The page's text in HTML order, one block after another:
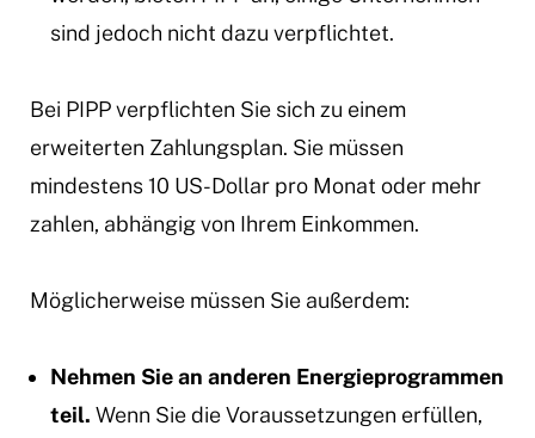
sind jedoch nicht dazu verpflichtet.
Bei PIPP verpflichten Sie sich zu einem
erweiterten Zahlungsplan. Sie müssen
mindestens 10 US-Dollar pro Monat oder mehr
zahlen, abhängig von Ihrem Einkommen.
Möglicherweise müssen Sie außerdem:
Nehmen Sie an anderen Energieprogrammen
teil. Wenn Sie die Voraussetzungen erfüllen,